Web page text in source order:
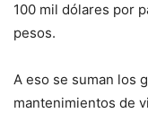
100 mil dólares por
pesos.
A eso se suman los
mantenimientos de